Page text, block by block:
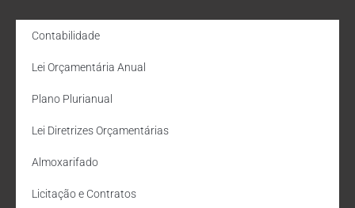
Contabilidade
Lei Orçamentária Anual
Plano Plurianual
Lei Diretrizes Orçamentárias
Almoxarifado
Licitação e Contratos